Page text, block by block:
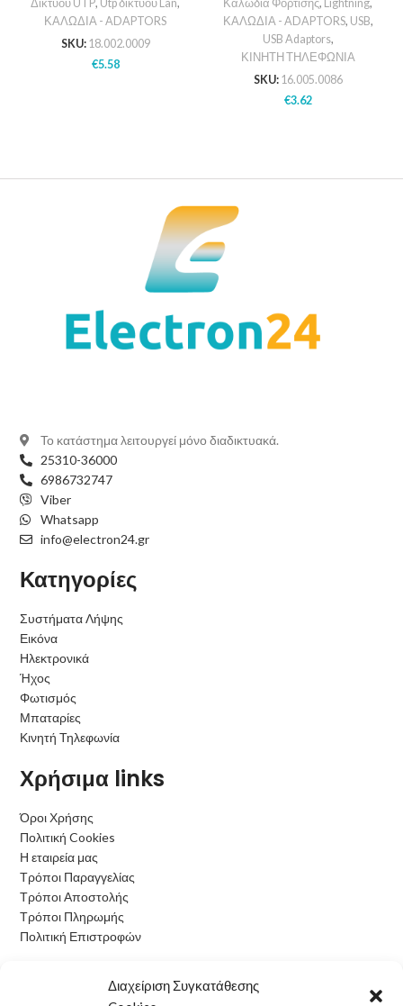
Διαχείριση Συγκατάθεσης
Δικτύου UTP, Utp δικτύου Lan,
ΚΑΛΩΔΙΑ - ADAPTORS
SKU: 18.002.0009
€5.58
Καλώδια Φόρτισης, Lightning,
ΚΑΛΩΔΙΑ - ADAPTORS, USB,
USB Adaptors,
ΚΙΝΗΤΗ ΤΗΛΕΦΩΝΙΑ
SKU: 16.005.0086
€3.62
Το κατάστημα λειτουργεί μόνο διαδικτυακά.
25310-36000
6986732747
Viber
Whatsapp
info@electron24.gr
Κατηγορίες
Συστήματα Λήψης
Εικόνα
Ηλεκτρονικά
Ήχος
Φωτισμός
Μπαταρίες
Κινητή Τηλεφωνία
Χρήσιμα links
Όροι Χρήσης
Πολιτική Cookies
Η εταιρεία μας
Τρόποι Παραγγελίας
Τρόποι Αποστολής
Τρόποι Πληρωμής
Πολιτική Επιστροφών
Ωράριο Λειτουργίας